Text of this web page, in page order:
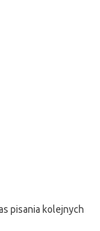
pisania kolejnych